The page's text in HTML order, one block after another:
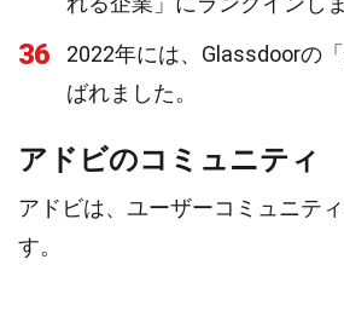
36
2022年には、Glassdoorの
ばれました。
アドビのコミュニティ
アドビは、ユーザーコミュニテ
す。